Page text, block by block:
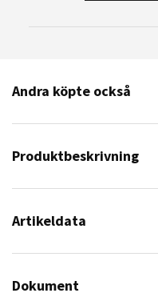
Andra köpte också
Produktbeskrivning
Artikeldata
Dokument